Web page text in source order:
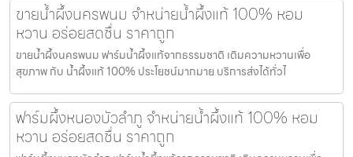
ขายน้ำผึ้งนครพนม จำหน่ายน้ำผึ้งแท้ 100% หอม
หวาน อร่อยสดชื่น ราคาถูก
ขายน้ำผึ้งนครพนม ฟาร์มน้ำผึ้งแท้จากธรรมชาติ เติมความหวานเพื่อ
สุขภาพ กับ น้ำผึ้งแท้ 100% ประโยชน์มากมาย บริการส่งได้ทั่วไ
ฟาร์มผึ้งหนองบัวลำภู จำหน่ายน้ำผึ้งแท้ 100% หอม
หวาน อร่อยสดชื่น ราคาถูก